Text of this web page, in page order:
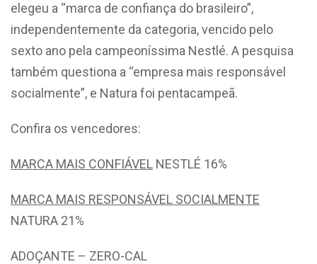
elegeu a “marca de confiança do brasileiro”,
independentemente da categoria, vencido pelo
sexto ano pela campeoníssima Nestlé. A pesquisa
também questiona a “empresa mais responsável
socialmente”, e Natura foi pentacampeã.
Confira os vencedores:
MARCA MAIS CONFIÁVEL NESTLÉ 16%
MARCA MAIS RESPONSÁVEL SOCIALMENTE
NATURA 21%
ADOÇANTE – ZERO-CAL